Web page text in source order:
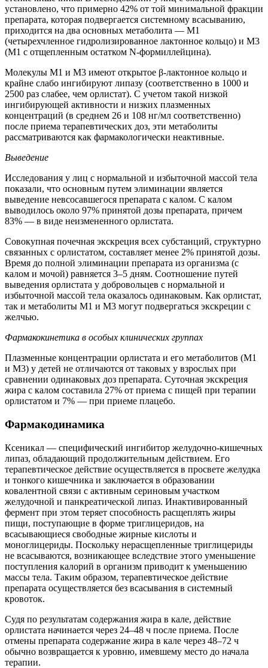
установлено, что примерно 42% от той минимальной фракции
препарата, которая подвергается системному всасыванию,
приходится на два основных метаболита — М1
(четырехчленное гидролизированное лактонное кольцо) и М3
(М1 с отщепленным остатком N-формиллейцина).
Молекулы М1 и М3 имеют открытое β-лактонное кольцо и
крайне слабо ингибируют липазу (соответственно в 1000 и
2500 раз слабее, чем орлистат). С учетом такой низкой
ингибирующей активности и низких плазменных
концентраций (в среднем 26 и 108 нг/мл соответственно)
после приема терапевтических доз, эти метаболиты
рассматриваются как фармакологически неактивные.
Выведение
Исследования у лиц с нормальной и избыточной массой тела
показали, что основным путем элиминации является
выведение невсосавшегося препарата с калом. С калом
выводилось около 97% принятой дозы препарата, причем
83% — в виде неизмененного орлистата.
Совокупная почечная экскреция всех субстанций, структурно
связанных с орлистатом, составляет менее 2% принятой дозы.
Время до полной элиминации препарата из организма (с
калом и мочой) равняется 3–5 дням. Соотношение путей
выведения орлистата у добровольцев с нормальной и
избыточной массой тела оказалось одинаковым. Как орлистат,
так и метаболиты М1 и М3 могут подвергаться экскреции с
желчью.
Фармакокинетика в особых клинических группах
Плазменные концентрации орлистата и его метаболитов (М1
и М3) у детей не отличаются от таковых у взрослых при
сравнении одинаковых доз препарата. Суточная экскреция
жира с калом составила 27% от приема с пищей при терапии
орлистатом и 7% — при приеме плацебо.
Фармакодинамика
Ксеникал — специфический ингибитор желудочно-кишечных
липаз, обладающий продолжительным действием. Его
терапевтическое действие осуществляется в просвете желудка
и тонкого кишечника и заключается в образовании
ковалентной связи с активным сериновым участком
желудочной и панкреатической липаз. Инактивированный
фермент при этом теряет способность расщеплять жиры
пищи, поступающие в форме триглицеридов, на
всасывающиеся свободные жирные кислоты и
моноглицериды. Поскольку нерасщепленные триглицериды
не всасываются, возникающее вследствие этого уменьшение
поступления калорий в организм приводит к уменьшению
массы тела. Таким образом, терапевтическое действие
препарата осуществляется без всасывания в системный
кровоток.
Судя по результатам содержания жира в кале, действие
орлистата начинается через 24–48 ч после приема. После
отмены препарата содержание жира в кале через 48–72 ч
обычно возвращается к уровню, имевшему место до начала
терапии.